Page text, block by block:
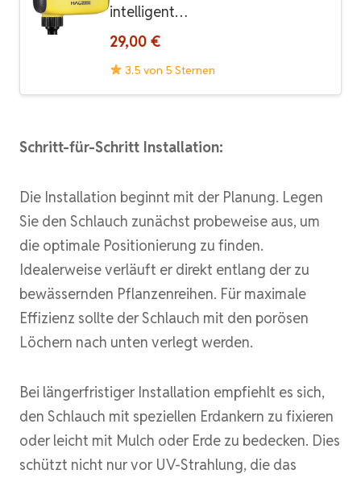
intelligent…
29,00 €
3.5 von 5 Sternen
Schritt-für-Schritt Installation:
Die Installation beginnt mit der Planung. Legen
Sie den Schlauch zunächst probeweise aus, um
die optimale Positionierung zu finden.
Idealerweise verläuft er direkt entlang der zu
bewässernden Pflanzenreihen. Für maximale
Effizienz sollte der Schlauch mit den porösen
Löchern nach unten verlegt werden.
Bei längerfristiger Installation empfiehlt es sich,
den Schlauch mit speziellen Erdankern zu fixieren
oder leicht mit Mulch oder Erde zu bedecken. Dies
schützt nicht nur vor UV-Strahlung, die das